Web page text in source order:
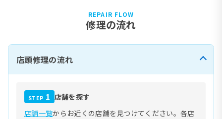
REPAIR FLOW
修理の流れ
店頭修理の流れ
STEP 1 店舗を探す
店舗一覧からお近くの店舗を見つけてください。各店